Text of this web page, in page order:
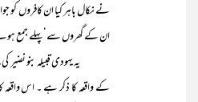
نے نکال باہر کیا ان کافروں
ان کے گھروں سے‘ پہلے جمع
یہ یہودی قبیلہ بنو نضیر کی
کے واقعہ کا ذکر ہے ۔ اس